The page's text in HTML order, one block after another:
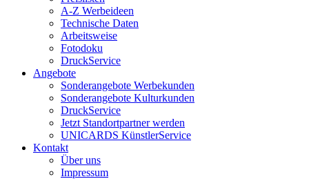
A-Z Werbeideen
Technische Daten
Arbeitsweise
Fotodoku
DruckService
Angebote
Sonderangebote Werbekunden
Sonderangebote Kulturkunden
DruckService
Jetzt Standortpartner werden
UNICARDS KünstlerService
Kontakt
Über uns
Impressum